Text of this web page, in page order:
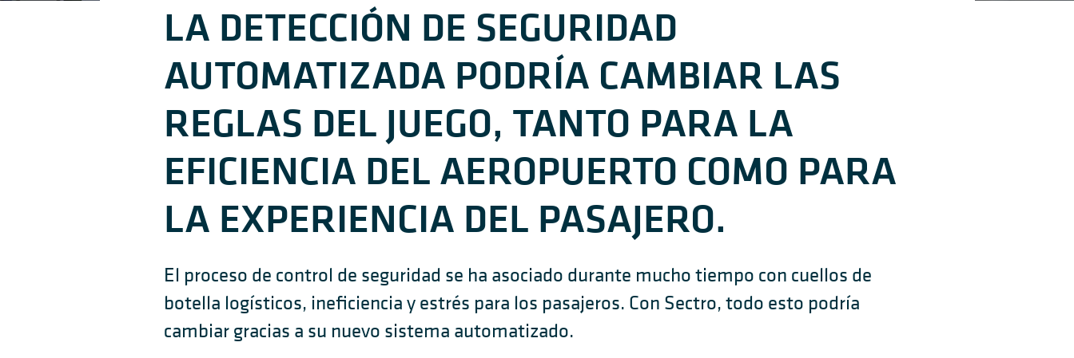
LA DETECCIÓN DE SEGURIDAD
AUTOMATIZADA PODRÍA CAMBIAR LAS
REGLAS DEL JUEGO, TANTO PARA LA
EFICIENCIA DEL AEROPUERTO COMO PARA
LA EXPERIENCIA DEL PASAJERO.
El proceso de control de seguridad se ha asociado durante mucho tiempo con cuellos de
botella logísticos, ineficiencia y estrés para los pasajeros. Con Sectro, todo esto podría
cambiar gracias a su nuevo sistema automatizado.